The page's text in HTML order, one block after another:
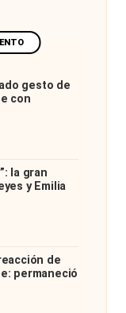
gesto de
con
la gran
y Emilia
de
permaneció